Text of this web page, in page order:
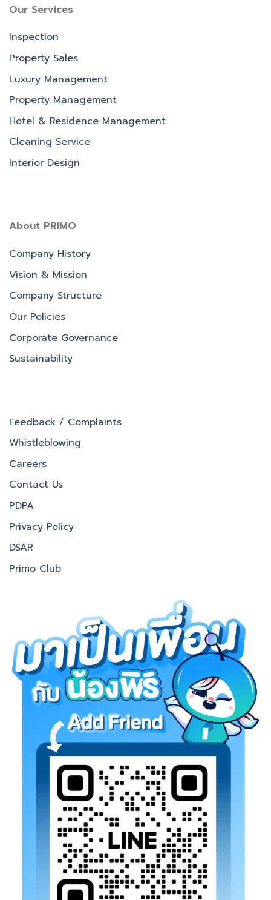
Our Services
Inspection
Property Sales
Luxury Management
Property Management
Hotel & Residence Management
Cleaning Service
Interior Design
About PRIMO
Company History
Vision & Mission
Company Structure
Our Policies
Corporate Governance
Sustainability
Feedback / Complaints
Whistleblowing
Careers
Contact Us
PDPA
Privacy Policy
DSAR
Primo Club